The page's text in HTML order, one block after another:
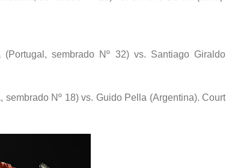
sembrado Nº 32) vs. Santiago Giraldo
Nº 18) vs. Guido Pella (Argentina). Court